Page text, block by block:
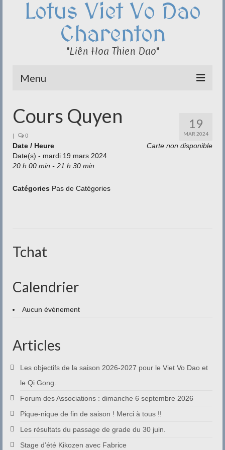
Lotus Viet Vo Dao
Charenton
"Liên Hoa Thien Dao"
Menu
Qi Cong – Taï Chi
Disciplines
Méditation
Documentation
19
MAR 2024
Cours Quyen
| 0
Carte non disponible
Date / Heure
Date(s) - mardi 19 mars 2024
20 h 00 min - 21 h 30 min
Catégories Pas de Catégories
Tchat
Calendrier
Aucun évènement
Articles
Les objectifs de la saison 2026-2027 pour le Viet Vo Dao et
le Qi Gong.
Forum des Associations : dimanche 6 septembre 2026
Pique-nique de fin de saison ! Merci à tous !!
Les résultats du passage de grade du 30 juin.
Stage d’été Kikozen avec Fabrice